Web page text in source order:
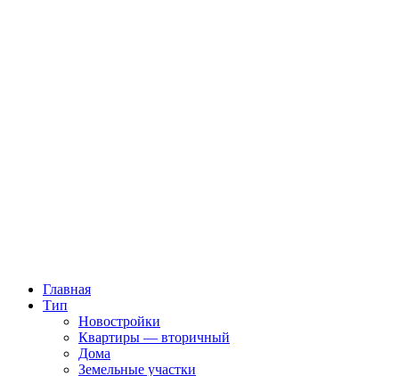
Главная
Тип
Новостройки
Квартиры — вторичный
Дома
Земельные участки